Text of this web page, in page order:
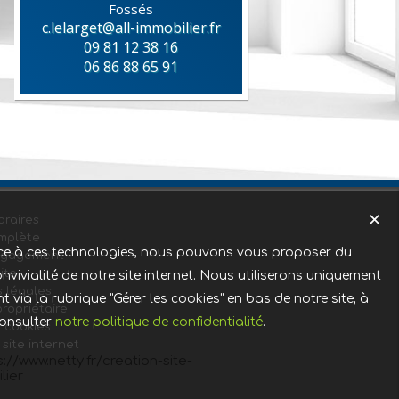
Fossés
c.lelarget@all-immobilier.fr
09 81 12 38 16
06 86 88 65 91
légales
cookies
site internet
✕
à ces technologies, nous pouvons vous proposer du
de notre site internet. Nous utiliserons uniquement
la rubrique "Gérer les cookies" en bas de notre site, à
notre politique de confidentialité.